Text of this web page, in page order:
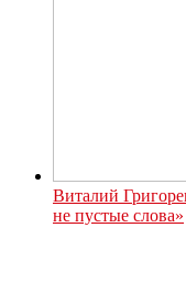
Виталий
не пустые слова»